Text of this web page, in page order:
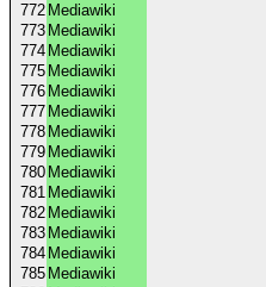
772 Mediawiki
773 Mediawiki
774 Mediawiki
775 Mediawiki
776 Mediawiki
777 Mediawiki
778 Mediawiki
779 Mediawiki
780 Mediawiki
781 Mediawiki
782 Mediawiki
783 Mediawiki
784 Mediawiki
785 Mediawiki